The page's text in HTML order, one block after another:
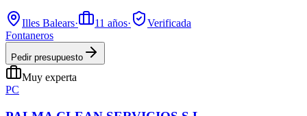
Illes Balears· 11 años·
Verificada
Fontaneros
Pedir presupuesto
Muy experta
PC